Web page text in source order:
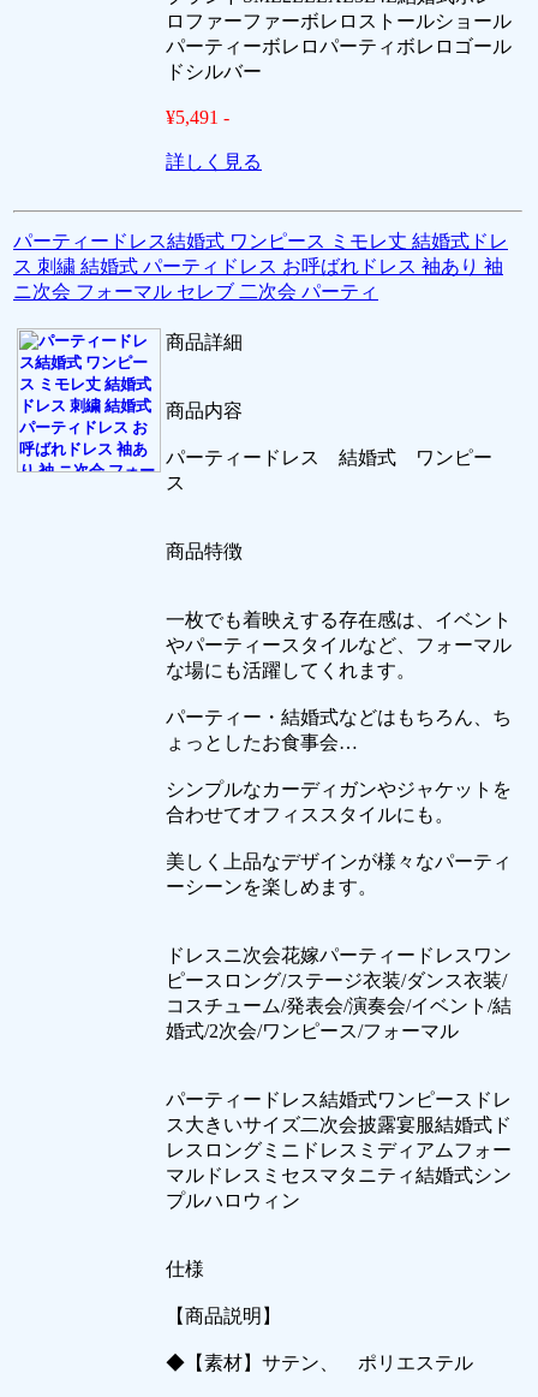
ロファーファーボレロストールショール
パーティーボレロパーティボレロゴール
ドシルバー
¥5,491 -
詳しく見る
パーティードレス結婚式 ワンピース ミモレ丈 結婚式ドレ
ス 刺繍 結婚式 パーティドレス お呼ばれドレス 袖あり 袖
ニ次会 フォーマル セレブ 二次会 パーティ
商品詳細
商品内容
パーティードレス 結婚式 ワンピー
ス
商品特徴
一枚でも着映えする存在感は、イベント
やパーティースタイルなど、フォーマル
な場にも活躍してくれます。
パーティー・結婚式などはもちろん、ち
ょっとしたお食事会…
シンプルなカーディガンやジャケットを
合わせてオフィススタイルにも。
美しく上品なデザインが様々なパーティ
ーシーンを楽しめます。
ドレスニ次会花嫁パーティードレスワン
ピースロング/ステージ衣装/ダンス衣装/
コスチューム/発表会/演奏会/イベント/結
婚式/2次会/ワンピース/フォーマル
パーティードレス結婚式ワンピースドレ
ス大きいサイズ二次会披露宴服結婚式ド
レスロングミニドレスミディアムフォー
マルドレスミセスマタニティ結婚式シン
プルハロウィン
仕様
【商品説明】
◆【素材】サテン、 ポリエステル